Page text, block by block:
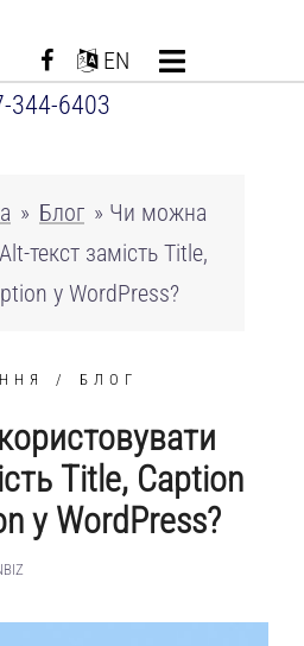
EN
344-6403
» Блог » Чи можна
текст замість Title,
у WordPress?
БЛОГ
Title, Caption
у WordPress?